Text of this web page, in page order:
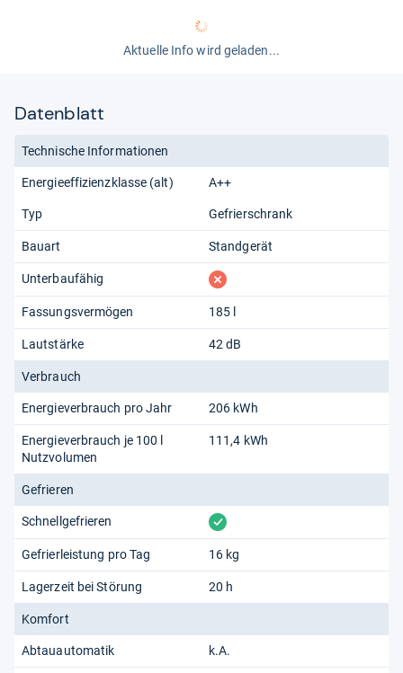
Aktuelle Info wird geladen...
Datenblatt
Energieeffizienzklasse (alt) A++
Technische Informationen
Typ Gefrierschrank
Bauart Standgerät
Unterbaufähig fehlt
Fassungsvermögen 185 l
Lautstärke 42 dB
Verbrauch
Energieverbrauch pro Jahr 206 kWh
Energieverbrauch je 100 l
Nutzvolumen
111,4 kWh
Gefrieren
Schnellgefrieren vorhanden
Gefrierleistung pro Tag 16 kg
Lagerzeit bei Störung 20 h
Komfort
Abtauautomatik k.A.